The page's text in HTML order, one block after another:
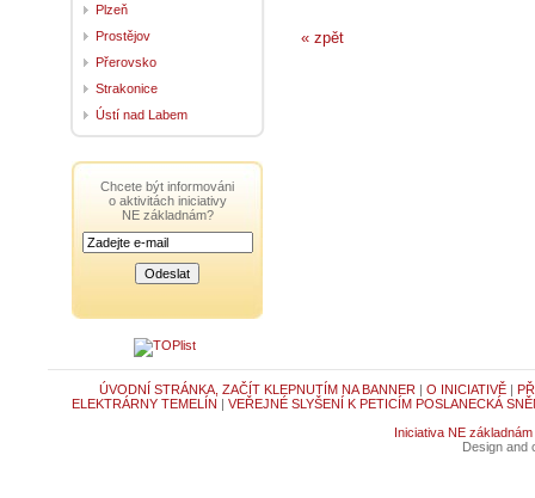
« zpět
Plzeň
Prostějov
Přerovsko
Strakonice
Ústí nad Labem
Chcete být informováni
o aktivitách iniciativy
NE základnám?
ÚVODNÍ STRÁNKA, ZAČÍT KLEPNUTÍM NA BANNER | O INICIATIVĚ|
ELEKTRÁRNY TEMELÍN | VEŘEJNÉ SLYŠENÍ K PETICÍM POSLANECKÁ
Iniciativa NE základnám
Design and